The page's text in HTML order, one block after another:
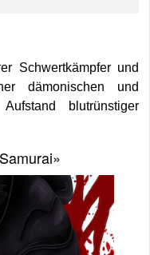
Schwertkämpfer und
dämonischen und
blutrünstiger